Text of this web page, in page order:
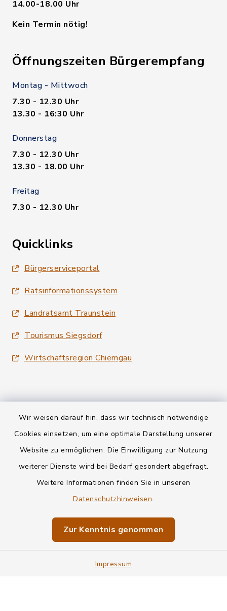
Wir weisen darauf hin, dass wir technisch notwendige
Cookies einsetzen, um eine optimale Darstellung unserer
Website zu ermöglichen. Die Einwilligung zur Nutzung
weiterer Dienste wird bei Bedarf gesondert abgefragt.
Weitere Informationen finden Sie in unseren
Datenschutzhinweisen.
Zur Kenntnis genommen
Impressum
14.00-18.00 Uhr
Kein Termin nötig!
Öffnungszeiten Bürgerempfang
Montag - Mittwoch
7.30 - 12.30 Uhr
13.30 - 16:30 Uhr
Donnerstag
7.30 - 12.30 Uhr
13.30 - 18.00 Uhr
Freitag
7.30 - 12.30 Uhr
Quicklinks
Bürgerserviceportal
Ratsinformationssystem
Landratsamt Traunstein
Tourismus Siegsdorf
Wirtschaftsregion Chiemgau
Kontakt
Informationspflichten
Impressum
Sitemap